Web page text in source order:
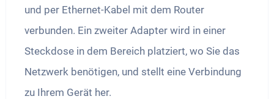
und per Ethernet-Kabel mit dem Router
verbunden. Ein zweiter Adapter wird in einer
Steckdose in dem Bereich platziert, wo Sie das
Netzwerk benötigen, und stellt eine Verbindung
zu Ihrem Gerät her.